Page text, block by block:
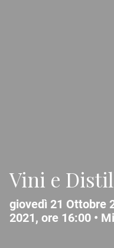
Vini e
giovedì 21 Ottobre
2021, ore 16:00 •